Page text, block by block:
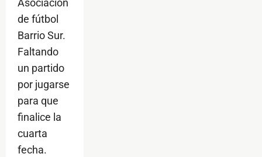
Asociación
de fútbol
Barrio Sur.
Faltando
un partido
por jugarse
para que
finalice la
cuarta
fecha.